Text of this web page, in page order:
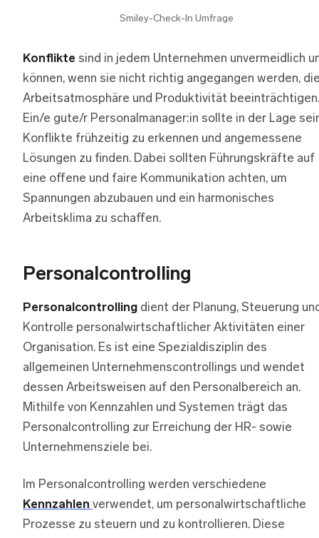
Smiley-Check-In Umfrage
Konflikte sind in jedem Unternehmen unvermeidlich
können, wenn sie nicht richtig angegangen werden,
Arbeitsatmosphäre und Produktivität beeinträchtigen.
Ein/e gute/r Personalmanager:in sollte in der Lage
Konflikte frühzeitig zu erkennen und angemessene
Lösungen zu finden. Dabei sollten Führungskräfte auf
eine offene und faire Kommunikation achten, um
Spannungen abzubauen und ein harmonisches
Arbeitsklima zu schaffen.
Personalcontrolling
Personalcontrolling dient der Planung, Steuerung
Kontrolle personalwirtschaftlicher Aktivitäten einer
Organisation. Es ist eine Spezialdisziplin des
allgemeinen Unternehmenscontrollings und wendet
dessen Arbeitsweisen auf den Personalbereich an.
Mithilfe von Kennzahlen und Systemen trägt das
Personalcontrolling zur Erreichung der HR- sowie
Unternehmensziele bei.
Im Personalcontrolling werden verschiedene
Kennzahlen verwendet, um personalwirtschaftliche
Prozesse zu steuern und zu kontrollieren. Diese